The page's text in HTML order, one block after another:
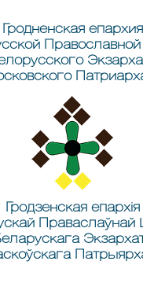
Гродненская епархия
Гродзенская епархія
Праваслаўнай